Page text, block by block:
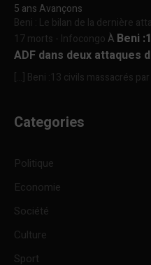
5 ans Avançons
Beni : Le bilan de la dernière
17 morts - InfocongoÀ Beni
ADF dans deux attaques
[…] Beni :13 civils massacrés
Categories
Politique
Economie
Société
Culture
Sport